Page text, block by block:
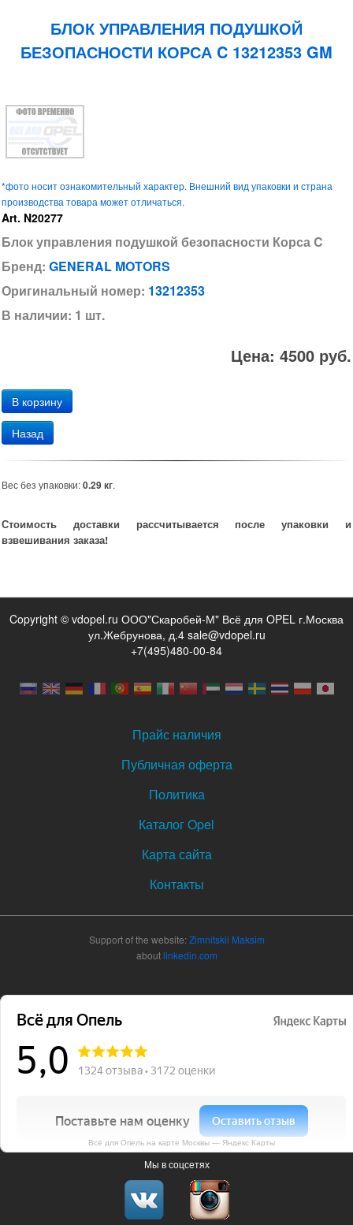
БЛОК УПРАВЛЕНИЯ ПОДУШКОЙ
БЕЗОПАСНОСТИ КОРСА C 13212353 GM
*фото носит ознакомительный характер. Внешний вид упаковки и страна
производства товара может отличаться.
Art. N20277
Блок управления подушкой безопасности Корса C
Бренд: GENERAL MOTORS
Оригинальный номер: 13212353
В наличии: 1 шт.
Цена: 4500 руб.
Назад
Вес без упаковки:0.29 кг.
Стоимость доставки рассчитывается после упаковки и
взвешивания заказа!
Copyright © vdopel.ru ООО"Скаробей-М" Всё для OPEL г.Москва
ул.Жебрунова, д.4 sale@vdopel.ru
+7(495)480-00-84
Прайс наличия
Публичная оферта
Политика
Каталог Opel
Карта сайта
Контакты
Support of the website:Zimnitskii Maksim
aboutlinkedin.com
Всё для Опель на карте Москвы — Яндекс Карты
Мы в соцсетях